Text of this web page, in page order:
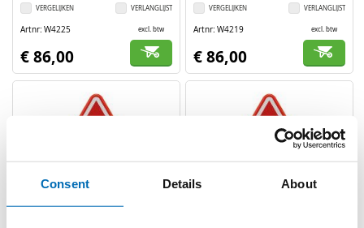
Consent Details About
VERLANGLIJST
VERGELIJKEN
Artnr W4225 excl. btw
€ 86,00
VERLANGLIJST
VERGELIJKEN
Artnr W4219 excl. btw
€ 86,00